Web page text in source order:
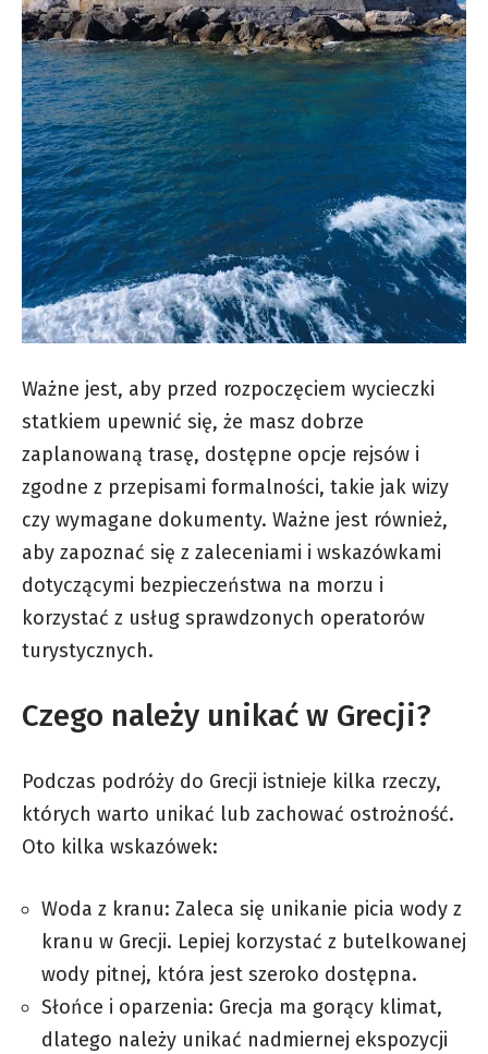
Ważne jest, aby przed rozpoczęciem wycieczki
statkiem upewnić się, że masz dobrze
zaplanowaną trasę, dostępne opcje rejsów i
zgodne z przepisami formalności, takie jak wizy
czy wymagane dokumenty. Ważne jest również,
aby zapoznać się z zaleceniami i wskazówkami
dotyczącymi bezpieczeństwa na morzu i
korzystać z usług sprawdzonych operatorów
turystycznych.
Czego należy unikać w Grecji?
Podczas podróży do Grecji istnieje kilka rzeczy,
których warto unikać lub zachować ostrożność.
Oto kilka wskazówek:
Woda z kranu: Zaleca się unikanie picia wody z
kranu w Grecji. Lepiej korzystać z butelkowanej
wody pitnej, która jest szeroko dostępna.
Słońce i oparzenia: Grecja ma gorący klimat,
dlatego należy unikać nadmiernej ekspozycji